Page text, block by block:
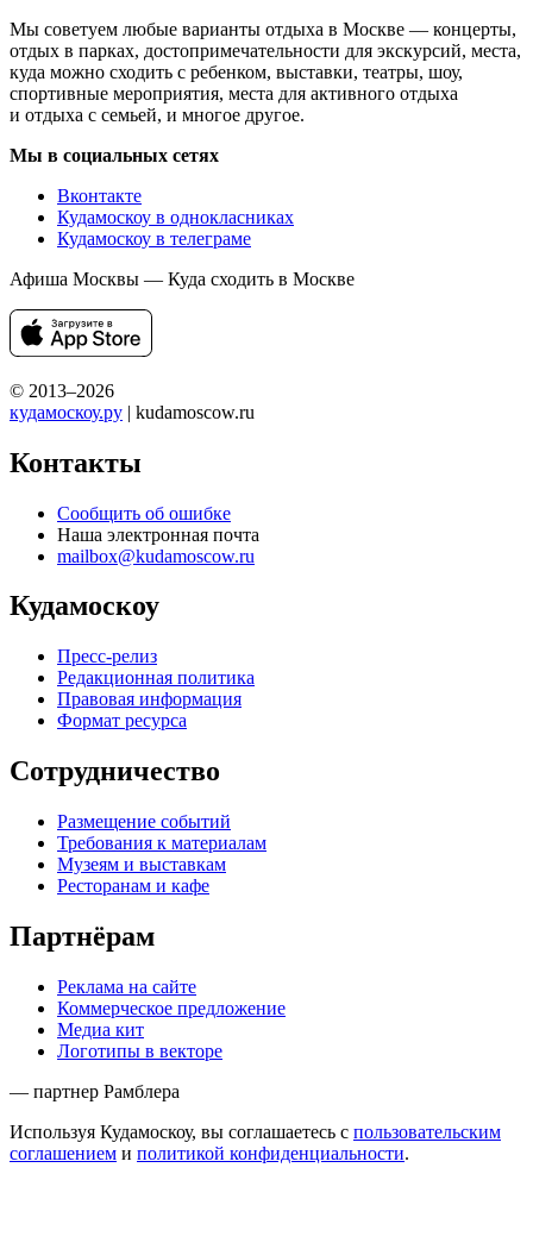
Мы советуем любые варианты отдыха в Москве — концерты,
отдых в парках, достопримечательности для экскурсий, места,
куда можно сходить с ребенком, выставки, театры, шоу,
спортивные мероприятия, места для активного отдыха
и отдыха с семьей, и многое другое.
Мы в социальных сетях
Вконтакте
Кудамоскоу в однокласниках
Кудамоскоу в телеграме
Афиша Москвы — Куда сходить в Москве
© 2013–2026
кудамоскоу.ру | kudamoscow.ru
Контакты
Сообщить об ошибке
Наша электронная почта
mailbox@kudamoscow.ru
Кудамоскоу
Пресс-релиз
Редакционная политика
Правовая информация
Формат ресурса
Сотрудничество
Размещение событий
Требования к материалам
Музеям и выставкам
Ресторанам и кафе
Партнёрам
Реклама на сайте
Коммерческое предложение
Медиа кит
Логотипы в векторе
— партнер Рамблера
Используя Кудамоскоу, вы соглашаетесь с пользовательским
соглашением и политикой конфиденциальности.